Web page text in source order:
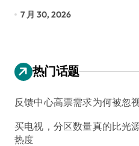
7 月 30, 2026
热门话题
反馈中心高票需求为何被忽
买电视，分区数量真的比光
热度